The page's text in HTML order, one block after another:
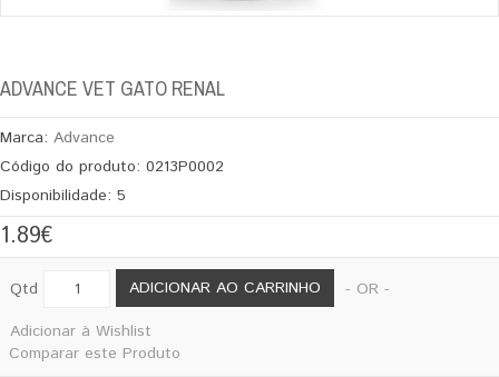
ADVANCE VET GATO RENAL
Marca: Advance
Código do produto: 0213P0002
Disponibilidade: 5
1.89€
Qtd ADICIONAR AO CARRINHO
- OR -
Adicionar à Wishlist
Comparar este Produto